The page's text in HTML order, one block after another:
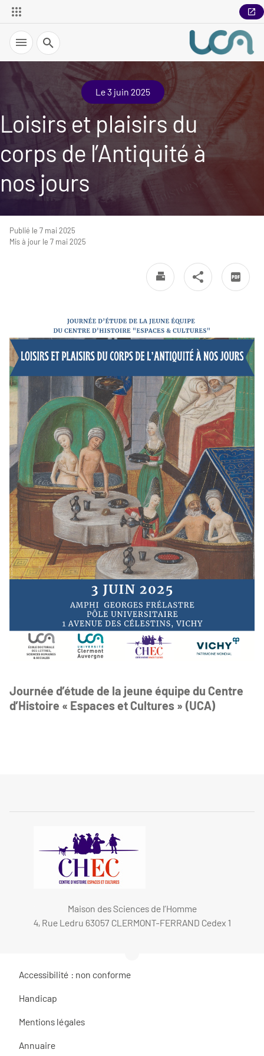
Recherche
Le 3 juin 2025
Loisirs et plaisirs du
corps de l’Antiquité à
nos jours
Publié le 7 mai 2025
Mis à jour le 7 mai 2025
Journée d’étude de la jeune équipe du Centre
d’Histoire « Espaces et Cultures » (UCA)
Maison des Sciences de l’Homme
4, Rue Ledru 63057 CLERMONT-FERRAND Cedex 1
Accessibilité : non conforme
Handicap
Mentions légales
Annuaire